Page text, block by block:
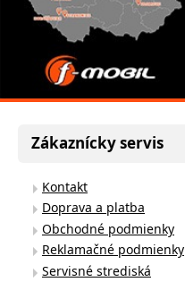
Zákaznícky servis
Kontakt
Doprava a platba
Obchodné podmienky
Reklamačné podmienky
Servisné strediská